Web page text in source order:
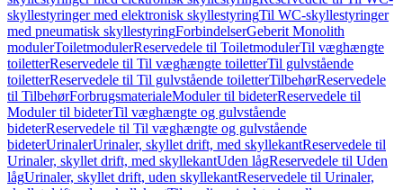
skyllestyringer med elektronisk skyllestyringTil WC-skyllestyringer
med pneumatisk skyllestyringForbindelserGeberit Monolith
modulerToiletmodulerReservedele til ToiletmodulerTil væghængte
toiletterReservedele til Til væghængte toiletterTil gulvstående
toiletterReservedele til Til gulvstående toiletterTilbehørReservedele
til TilbehørForbrugsmaterialeModuler til bideterReservedele til
Moduler til bideterTil væghængte og gulvstående
bideterReservedele til Til væghængte og gulvstående
bideterUrinalerUrinaler, skyllet drift, med skyllekantReservedele til
Urinaler, skyllet drift, med skyllekantUden lågReservedele til Uden
lågUrinaler, skyllet drift, uden skyllekantReservedele til Urinaler,